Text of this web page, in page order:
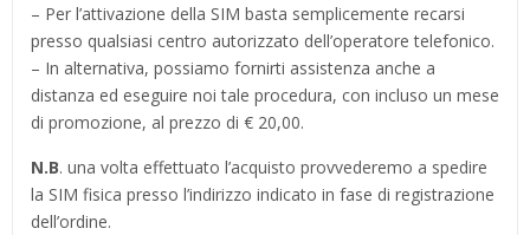
– Per l’attivazione della SIM basta semplicemente recarsi
presso qualsiasi centro autorizzato dell’operatore telefonico.
– In alternativa, possiamo fornirti assistenza anche a
distanza ed eseguire noi tale procedura, con incluso un mese
di promozione, al prezzo di € 20,00.
N.B. una volta effettuato l’acquisto provvederemo a spedire
la SIM fisica presso l’indirizzo indicato in fase di registrazione
dell’ordine.